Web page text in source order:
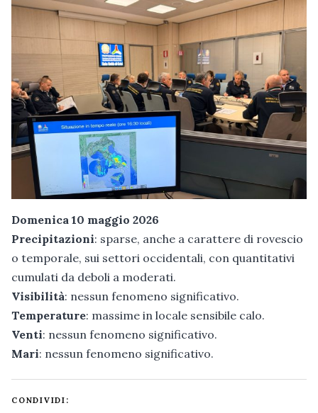
Domenica 10 maggio 2026
Precipitazioni: sparse, anche a carattere di rovescio
o temporale, sui settori occidentali, con quantitativi
cumulati da deboli a moderati.
Visibilità: nessun fenomeno significativo.
Temperature: massime in locale sensibile calo.
Venti: nessun fenomeno significativo.
Mari: nessun fenomeno significativo.
CONDIVIDI: